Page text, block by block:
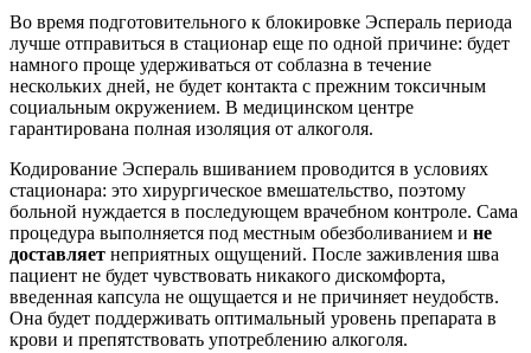
Во время подготовительного к блокировке Эспераль периода
лучше отправиться в стационар еще по одной причине: будет
намного проще удерживаться от соблазна в течение
нескольких дней, не будет контакта с прежним токсичным
социальным окружением. В медицинском центре
гарантирована полная изоляция от алкоголя.
Кодирование Эспераль вшиванием проводится в условиях
стационара: это хирургическое вмешательство, поэтому
больной нуждается в последующем врачебном контроле. Сама
процедура выполняется под местным обезболиванием и не
доставляет неприятных ощущений. После заживления шва
пациент не будет чувствовать никакого дискомфорта,
введенная капсула не ощущается и не причиняет неудобств.
Она будет поддерживать оптимальный уровень препарата в
крови и препятствовать употреблению алкоголя.